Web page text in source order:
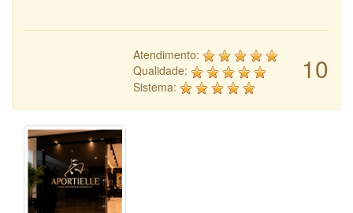
10
Atendimento:
Qualidade:
Sistema: